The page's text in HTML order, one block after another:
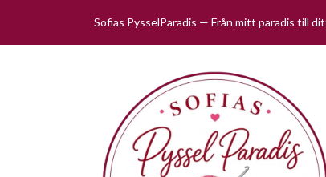
Sofias PysselParadis — Från mitt paradis till